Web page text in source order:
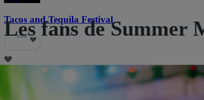
Tacos and Tequila Festival
690
Les fans de Summer